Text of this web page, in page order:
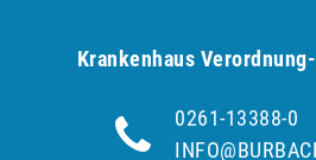
Krankenhaus
0261-13388-0